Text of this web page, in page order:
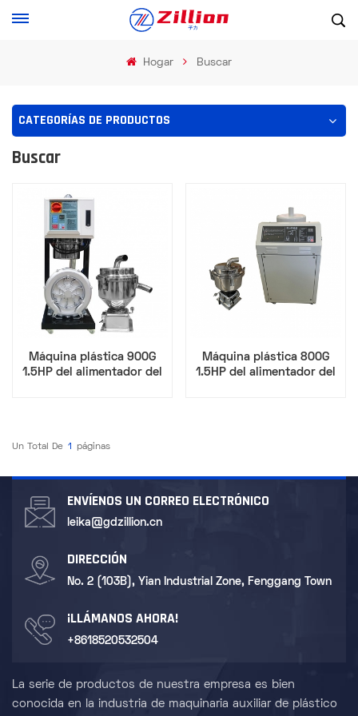
Hogar Buscar
CATEGORÍAS DE PRODUCTOS
Buscar
Máquina plástica 900G
1.5HP del alimentador del
Máquina plástica 800G
1.5HP del alimentador del
Un Total De 1 Páginas
ENVÍENOS UN CORREO ELECTRÓNICO
leika@gdzillion.cn
DIRECCIÓN
No. 2 (103B), Yian Industrial Zone, Fenggang Town
¡LLÁMANOS AHORA!
+8618520532504
La serie de productos de nuestra empresa es bien
conocida en la industria de maquinaria auxiliar de plástico